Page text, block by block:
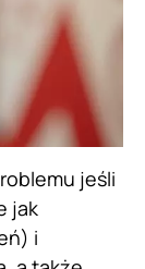
jeśli
jak
i